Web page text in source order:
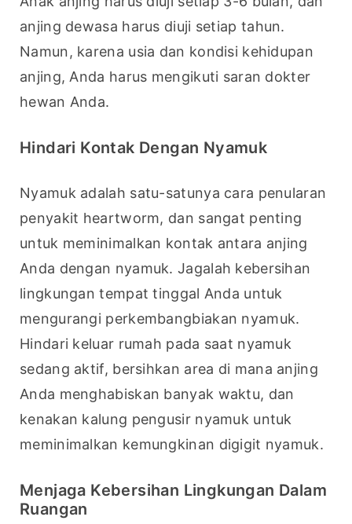
anjing dewasa harus diuji setiap tahun.
Namun, karena usia dan kondisi kehidupan
anjing, Anda harus mengikuti saran dokter
hewan Anda.
Hindari Kontak Dengan Nyamuk
Nyamuk adalah satu-satunya cara penularan
penyakit heartworm, dan sangat penting
untuk meminimalkan kontak antara anjing
Anda dengan nyamuk. Jagalah kebersihan
lingkungan tempat tinggal Anda untuk
mengurangi perkembangbiakan nyamuk.
Hindari keluar rumah pada saat nyamuk
sedang aktif, bersihkan area di mana anjing
Anda menghabiskan banyak waktu, dan
kenakan kalung pengusir nyamuk untuk
meminimalkan kemungkinan digigit nyamuk.
Menjaga Kebersihan Lingkungan Dalam
Ruangan